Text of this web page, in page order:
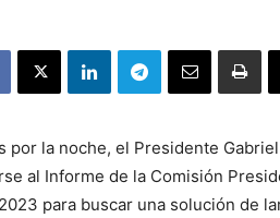
por la noche, el Presidente
al Informe de la Comisión
para buscar una solución de